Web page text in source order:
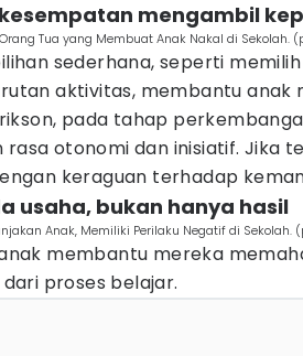
mengambil
Tua yang Membuat Anak Nakal di Sekolah.
sederhana, seperti
aktivitas, membantu anak
pada tahap
otonomi dan inisiatif. Jika
keraguan terhadap
usaha, bukan hanya hasil
Anak, Memiliki Perilaku Negatif di Sekolah.
membantu mereka
proses belajar.